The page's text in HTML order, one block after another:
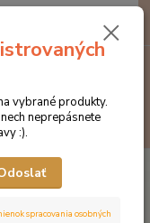
Hľadať
za0 €
vybrané produkty.
neprepásnete
:).
spracovania osobných